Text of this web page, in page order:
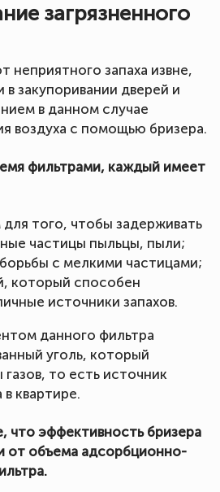
загрязненного
неприятного запаха извне,
закупоривании дверей и
в данном случае
воздуха с помощью бризера.
фильтрами, каждый имеет
того, чтобы задерживать
частицы пыльцы, пыли;
с мелкими частицами;
который способен
источники запахов.
данного фильтра
уголь, который
то есть источник
в квартире.
что эффективность бризера
от объема адсорбционно-